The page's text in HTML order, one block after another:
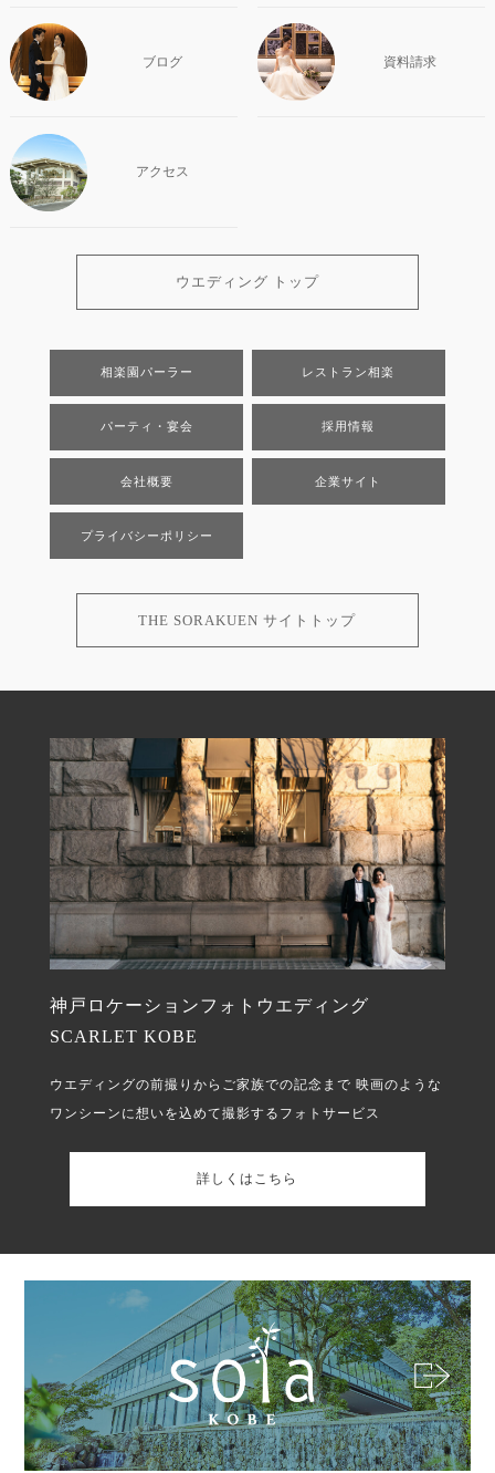
ブログ 資料請求
アクセス
ウエディング トップ
相楽園パーラー レストラン相楽
パーティ・宴会 採用情報
会社概要 企業サイト
プライバシーポリシー
THE SORAKUEN サイトトップ
神戸ロケーションフォトウエディング
SCARLET KOBE
ウエディングの前撮りからご家族での記念まで 映画のような
ワンシーンに想いを込めて撮影するフォトサービス
詳しくはこちら